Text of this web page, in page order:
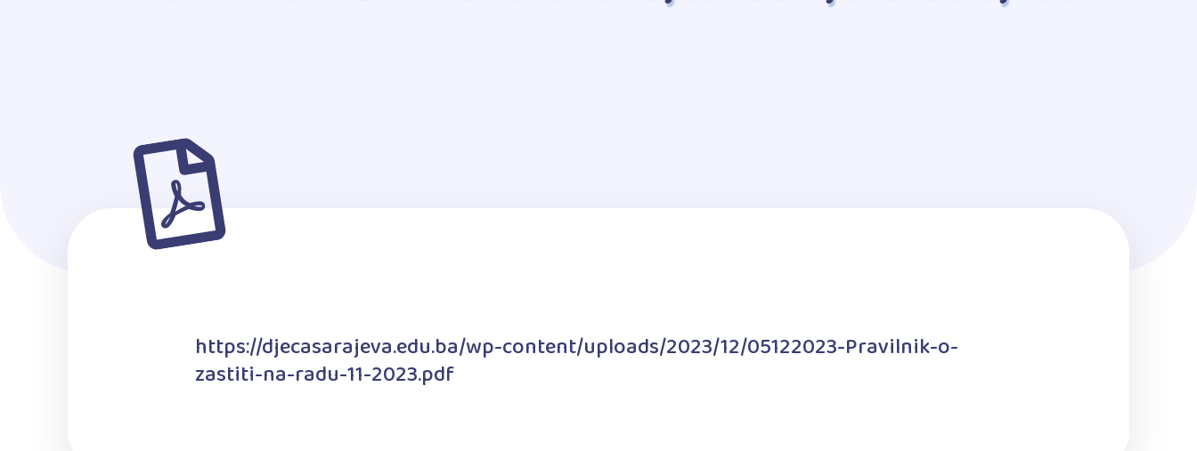
https://djecasarajeva.edu.ba/wp-content/uploads/2023/12/05122023-Pravilnik-o-
zastiti-na-radu-11-2023.pdf